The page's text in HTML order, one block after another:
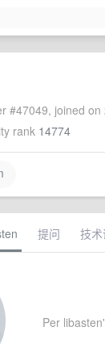
#47049, joined
rank 14774
提问 技
Per